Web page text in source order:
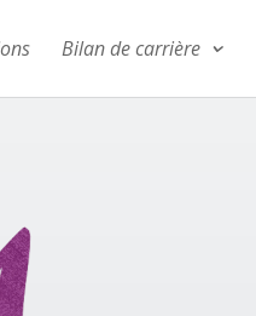
Bilan de carrière